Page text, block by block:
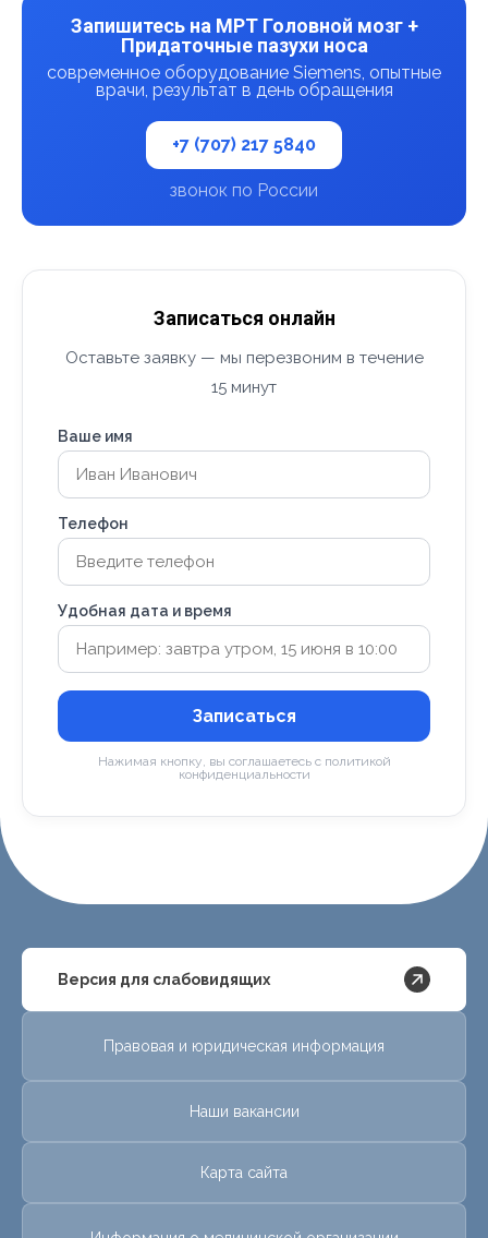
Запишитесь на МРТ Головной мозг +
Придаточные пазухи носа
современное оборудование Siemens, опытные
врачи, результат в день обращения
+7 (707) 217 5840
звонок по России
Записаться онлайн
Оставьте заявку — мы перезвоним в течение
15 минут
Ваше имя
Телефон
Удобная дата и время
Записаться
Нажимая кнопку, вы соглашаетесь с политикой
конфиденциальности
Версия для слабовидящих
Правовая и юридическая информация
Наши вакансии
Карта сайта